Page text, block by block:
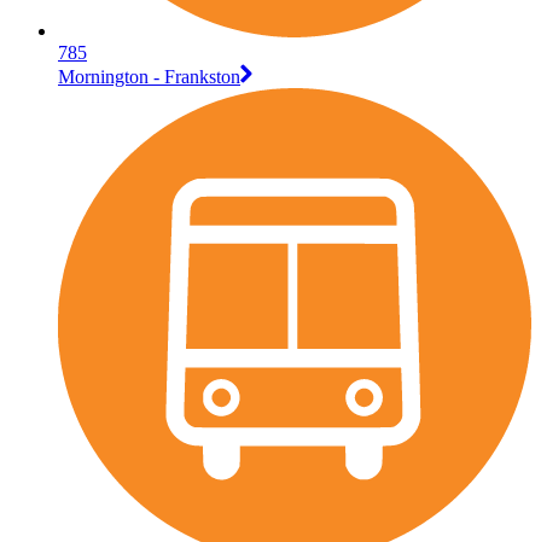
785
Mornington - Frankston